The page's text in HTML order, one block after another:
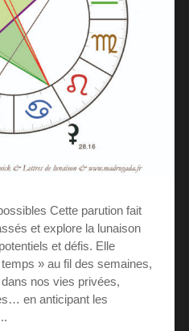
Cette parution fait
et explore la lunaison
et défis. Elle
» au fil des semaines,
nos vies privées,
en anticipant les